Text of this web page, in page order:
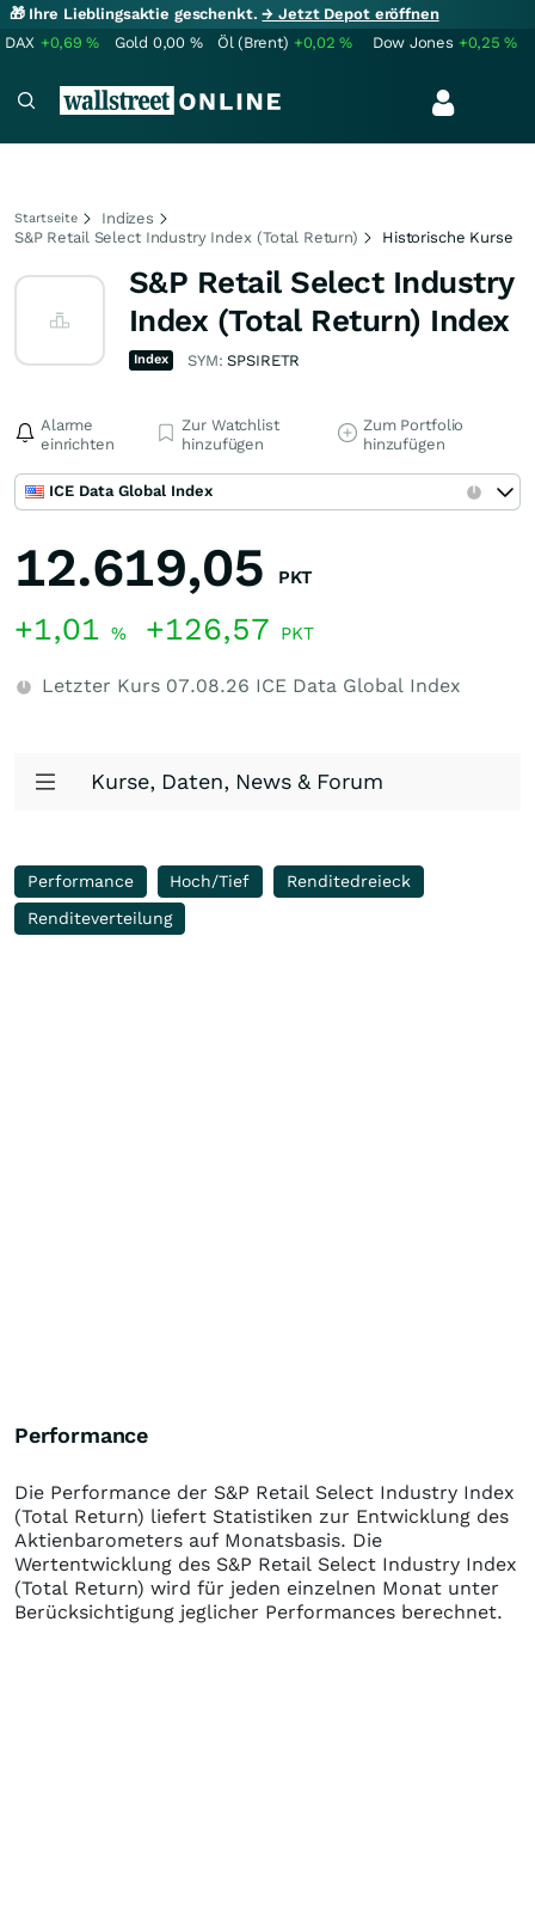
🎁 Ihre Lieblingsaktie geschenkt.→ Jetzt Depot eröffnen
DAX +0,69% Gold 0,00 % Öl (Brent) +0,02% Dow Jones +0,25%
Startseite
Indizes
S&P Retail Select Industry Index (Total Return)
Historische Kurse
S&P Retail Select Industry
Index (Total Return) Index
Index SYM:SPSIRETR
Alarme
einrichten
Zur Watchlist
hinzufügen
Zum Portfolio
hinzufügen
ICE Data Global Index
12.619,05 PKT
+1,01 % +126,57 PKT
Letzter Kurs 07.08.26 ICE Data Global Index
Kurse, Daten, News & Forum
Performance Hoch/Tief
Renditedreieck
Renditeverteilung
Performance
Die Performance der S&P Retail Select Industry Index
(Total Return) liefert Statistiken zur Entwicklung des
Aktienbarometers auf Monatsbasis. Die
Wertentwicklung des S&P Retail Select Industry Index
(Total Return) wird für jeden einzelnen Monat unter
Berücksichtigung jeglicher Performances berechnet.